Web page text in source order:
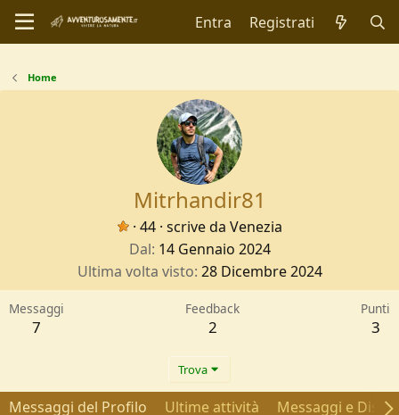
Entra Registrati
Home
Mitrhandir81
· 44 · scrive da Venezia
Dal 14 Gennaio 2024
Ultima volta visto 28 Dicembre 2024
Messaggi
7
Feedback
2
Punti
3
Trova
Messaggi del Profilo Ultime attività Messaggi e